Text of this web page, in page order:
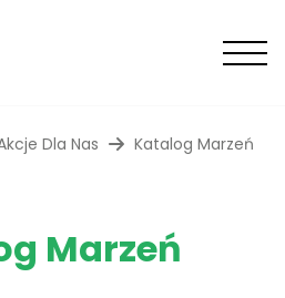
Dla Nas Katalog Marzeń
Marzeń